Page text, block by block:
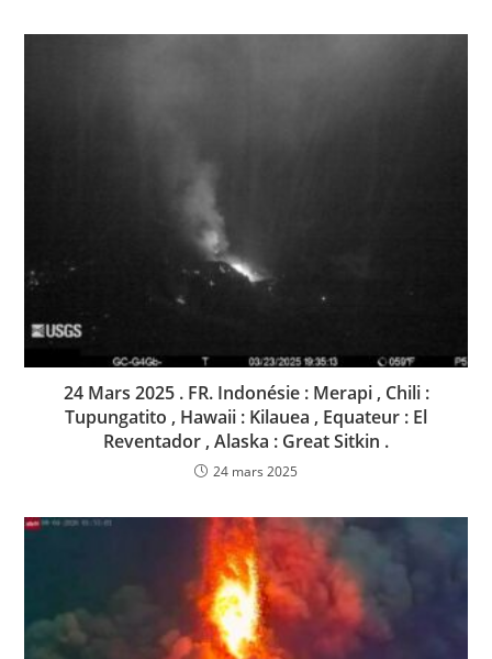
24 Mars 2025 . FR. Indonésie : Merapi , Chili :
Tupungatito , Hawaii : Kilauea , Equateur : El
Reventador , Alaska : Great Sitkin .
24 mars 2025